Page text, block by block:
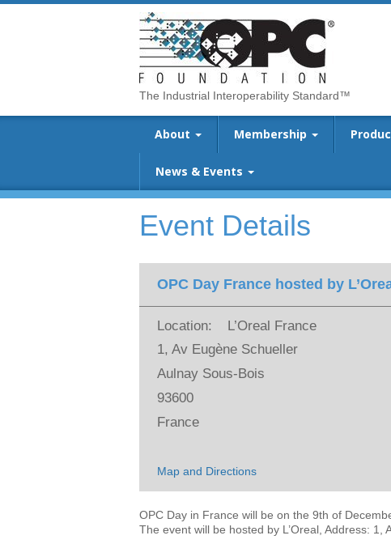
The Industrial Interoperability Standard™
About Membership
News & Events
Event Details
OPC Day France hosted by
Location:
L’Oreal France
1, Av Eugène Schueller
Aulnay Sous-Bois
93600
France
Map and Directions
OPC Day in France will be on the 9th of
The event will be hosted by L’Oreal, Address: